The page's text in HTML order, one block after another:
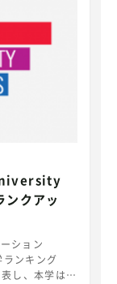
solutions/
クアッ
ション
ンキング
し、本学は